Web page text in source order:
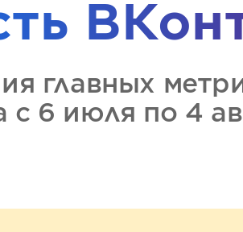
главных
с 6 июля по 4